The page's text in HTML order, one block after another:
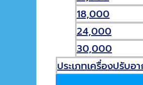
18,000
24,000
30,000
ประเภทเครื่องปรับอ
สิทธิโชติแอร์ แอร์บ้านสระบุรี
จำหน่าย เครื่องปรับอากาศมากก